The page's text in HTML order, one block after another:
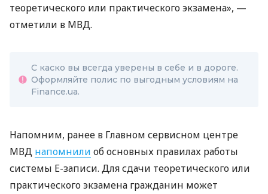
теоретического или практического экзамена», —
отметили в МВД.
С каско вы всегда уверены в себе и в дороге.
Оформляйте полис по выгодным условиям на
Finance.ua.
Напомним, ранее в Главном сервисном центре
МВД напомнили об основных правилах работы
системы Е-записи. Для сдачи теоретического или
практического экзамена гражданин может